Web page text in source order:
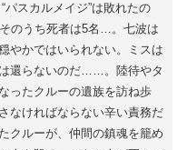
パスカルメイジ”は敗れたの
のうち死者は5名…。七波は
やかではいられない。ミスは
還らないのだ……。陸待やタ
ったクルーの遺族を訪ね歩
なければならない辛い責務だ
クルーが、仲間の鎮魂を籠め